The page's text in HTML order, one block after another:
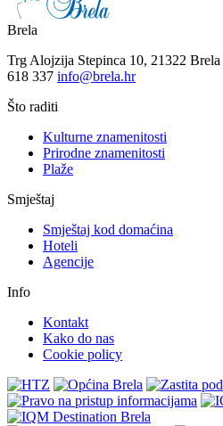
Brela
Trg Alojzija Stepinca 10, 21322 Brela
618 337 info@brela.hr
Što raditi
Kulturne znamenitosti
Prirodne znamenitosti
Plaže
Smještaj
Smještaj kod domaćina
Hoteli
Agencije
Info
Kontakt
Kako do nas
Cookie policy